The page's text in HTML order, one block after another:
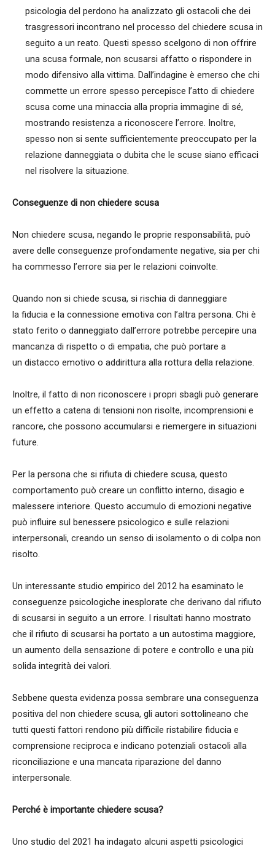
psicologia del perdono ha analizzato gli ostacoli che dei
trasgressori incontrano nel processo del chiedere scusa in
seguito a un reato. Questi spesso scelgono di non offrire
una scusa formale, non scusarsi affatto o rispondere in
modo difensivo alla vittima. Dall’indagine è emerso che chi
commette un errore spesso percepisce l’atto di chiedere
scusa come una minaccia alla propria immagine di sé,
mostrando resistenza a riconoscere l’errore. Inoltre,
spesso non si sente sufficientemente preoccupato per la
relazione danneggiata o dubita che le scuse siano efficaci
nel risolvere la situazione.
Conseguenze di non chiedere scusa
Non chiedere scusa, negando le proprie responsabilità, può
avere delle conseguenze profondamente negative, sia per chi
ha commesso l’errore sia per le relazioni coinvolte.
Quando non si chiede scusa, si rischia di danneggiare
la fiducia e la connessione emotiva con l’altra persona. Chi è
stato ferito o danneggiato dall’errore potrebbe percepire una
mancanza di rispetto o di empatia, che può portare a
un distacco emotivo o addirittura alla rottura della relazione.
Inoltre, il fatto di non riconoscere i propri sbagli può generare
un effetto a catena di tensioni non risolte, incomprensioni e
rancore, che possono accumularsi e riemergere in situazioni
future.
Per la persona che si rifiuta di chiedere scusa, questo
comportamento può creare un conflitto interno, disagio e
malessere interiore. Questo accumulo di emozioni negative
può influire sul benessere psicologico e sulle relazioni
interpersonali, creando un senso di isolamento o di colpa non
risolto.
Un interessante studio empirico del 2012 ha esaminato le
conseguenze psicologiche inesplorate che derivano dal rifiuto
di scusarsi in seguito a un errore. I risultati hanno mostrato
che il rifiuto di scusarsi ha portato a un autostima maggiore,
un aumento della sensazione di potere e controllo e una più
solida integrità dei valori.
Sebbene questa evidenza possa sembrare una conseguenza
positiva del non chiedere scusa, gli autori sottolineano che
tutti questi fattori rendono più difficile ristabilire fiducia e
comprensione reciproca e indicano potenziali ostacoli alla
riconciliazione e una mancata riparazione del danno
interpersonale.
Perché è importante chiedere scusa?
Uno studio del 2021 ha indagato alcuni aspetti psicologici